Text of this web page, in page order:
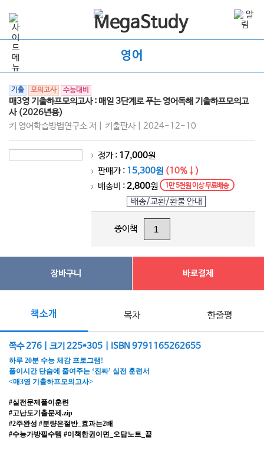
영어
기출 모의고사 수능대비
매3영 기출하프모의고사 : 매일 3단계로 푸는 영어독해 기출하프모의고
사 (2026년용)
키 영어학습방법연구소 저 | 키출판사 | 2024-12-10
> 정가 : 17,000원
> 판매가 : 15,300원 (10%↓)
> 배송비 :2,800원 1만 5천원 이상 무료배송
배송/교환/환불 안내
종이책
장바구니 바로결제
책소개 목차 한줄평
쪽수 276 | 크기 225*305 | ISBN 9791165262655
하루 20분 수능 체감 프로그램!
풀이시간 단숨에 줄여주는 ‘진짜’ 실전 훈련서
<매3영 기출하프모의고사>
#실전문제풀이훈련
#고난도기출문제.zip
#2주완성 #분량은절반_효과는2배
#수능가방필수템 #이책한권이면_오답노트_끝